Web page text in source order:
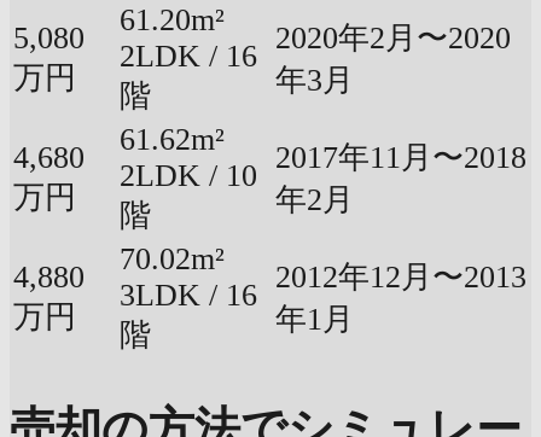
5,080
万円
61.20m²
2LDK / 16
階
2020年2月〜2020
年3月
4,680
万円
61.62m²
2LDK / 10
階
2017年11月〜2018
年2月
4,880
万円
70.02m²
3LDK / 16
階
2012年12月〜2013
年1月